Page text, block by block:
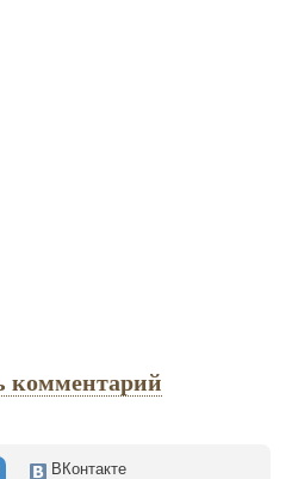
комментарий
ВКонтакте